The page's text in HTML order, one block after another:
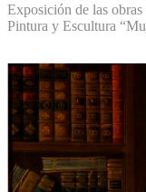
Exposición de las
Pintura y Escultura